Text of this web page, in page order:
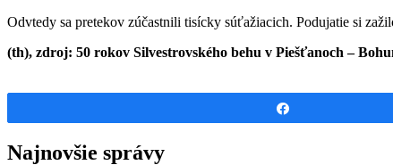
Odvtedy sa pretekov zúčastnili tisícky súťažiacich. Podujatie si
(th), zdroj: 50 rokov Silvestrovského behu v Piešťanoch –
Najnovšie správy